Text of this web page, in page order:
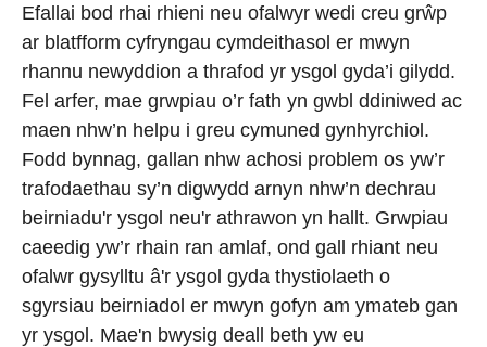
Efallai bod rhai rhieni neu ofalwyr wedi creu grŵp
ar blatfform cyfryngau cymdeithasol er mwyn
rhannu newyddion a thrafod yr ysgol gyda’i gilydd.
Fel arfer, mae grwpiau o’r fath yn gwbl ddiniwed ac
maen nhw’n helpu i greu cymuned gynhyrchiol.
Fodd bynnag, gallan nhw achosi problem os yw’r
trafodaethau sy’n digwydd arnyn nhw’n dechrau
beirniadu'r ysgol neu'r athrawon yn hallt. Grwpiau
caeedig yw’r rhain ran amlaf, ond gall rhiant neu
ofalwr gysylltu â'r ysgol gyda thystiolaeth o
sgyrsiau beirniadol er mwyn gofyn am ymateb gan
yr ysgol. Mae'n bwysig deall beth yw eu